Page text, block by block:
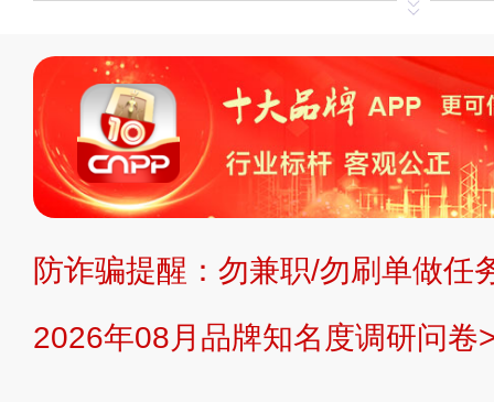
平台自有内容（文字
标、LOGO 等）知识产权归本站所
复制、转载、商用。本站不生产产
不代理、不招商、不提供中介服务。
持投资购买的观点或意见，页面信息
提交说明： 快速提交发布>> 提交品
防诈骗提醒：勿兼职/勿刷单做任
2026年08月品牌知名度调研问卷